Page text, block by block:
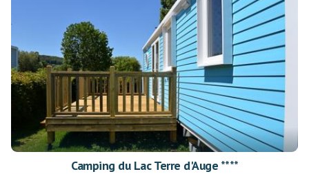
Camping du Lac Terre d'Auge ****